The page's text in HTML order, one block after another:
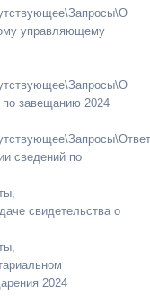
управляющему
по завещанию 2024
сведений по
свидетельства о
2024